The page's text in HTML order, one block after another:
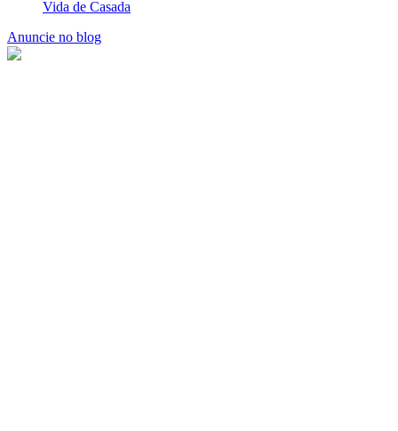
Vida de Casada
Anuncie no blog